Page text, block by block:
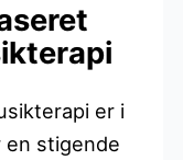
er i
en stigende